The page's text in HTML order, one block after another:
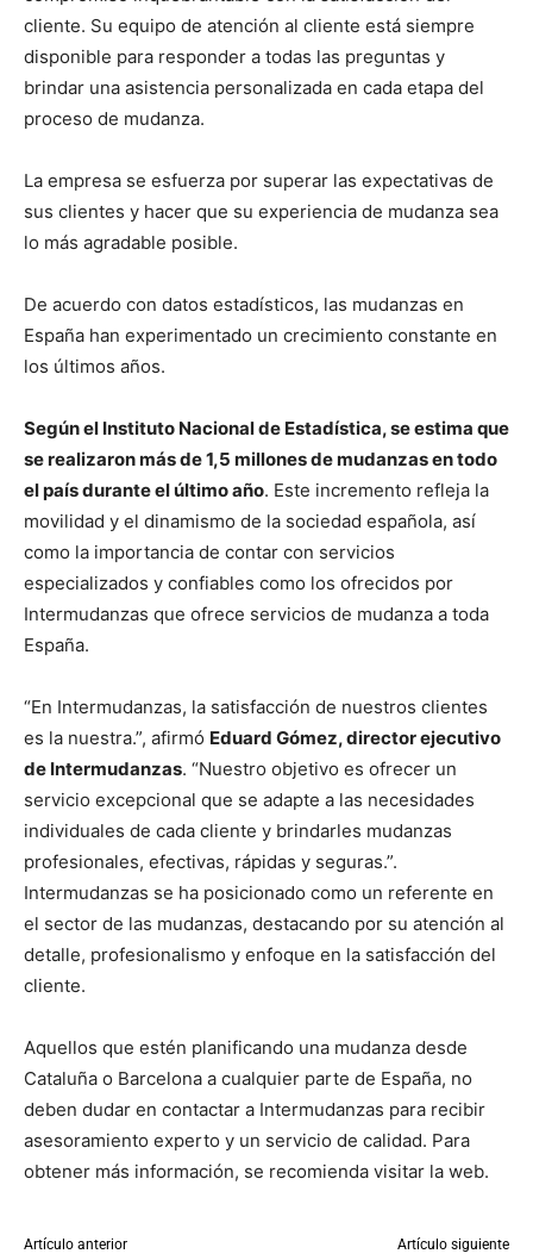
cliente. Su equipo de atención al cliente está siempre
disponible para responder a todas las preguntas y
brindar una asistencia personalizada en cada etapa del
proceso de mudanza.
La empresa se esfuerza por superar las expectativas de
sus clientes y hacer que su experiencia de mudanza sea
lo más agradable posible.
De acuerdo con datos estadísticos, las mudanzas en
España han experimentado un crecimiento constante en
los últimos años.
Según el Instituto Nacional de Estadística, se estima que
se realizaron más de 1,5 millones de mudanzas en todo
el país durante el último año. Este incremento refleja la
movilidad y el dinamismo de la sociedad española, así
como la importancia de contar con servicios
especializados y confiables como los ofrecidos por
Intermudanzas que ofrece servicios de mudanza a toda
España.
“En Intermudanzas, la satisfacción de nuestros clientes
es la nuestra.”, afirmó Eduard Gómez, director ejecutivo
de Intermudanzas. “Nuestro objetivo es ofrecer un
servicio excepcional que se adapte a las necesidades
individuales de cada cliente y brindarles mudanzas
profesionales, efectivas, rápidas y seguras.”.
Intermudanzas se ha posicionado como un referente en
el sector de las mudanzas, destacando por su atención al
detalle, profesionalismo y enfoque en la satisfacción del
cliente.
Aquellos que estén planificando una mudanza desde
Cataluña o Barcelona a cualquier parte de España, no
deben dudar en contactar a Intermudanzas para recibir
asesoramiento experto y un servicio de calidad. Para
obtener más información, se recomienda visitar la web.
Artículo anterior Artículo siguiente